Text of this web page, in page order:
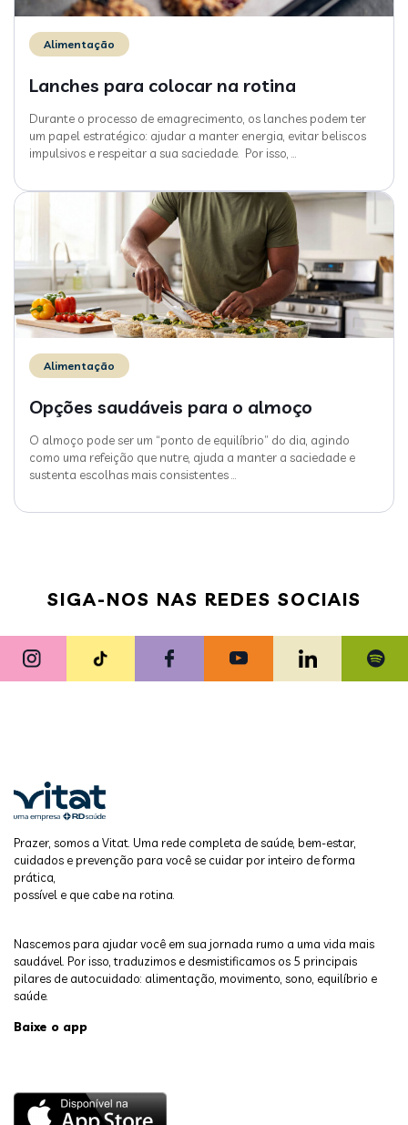
Alimentação
Lanches para colocar na rotina
Durante o processo de emagrecimento, os lanches podem ter
um papel estratégico: ajudar a manter energia, evitar beliscos
impulsivos e respeitar a sua saciedade. Por isso,
Alimentação
Opções saudáveis para o almoço
O almoço pode ser um “ponto de equilíbrio” do dia, agindo
como uma refeição que nutre, ajuda a manter a saciedade e
sustenta escolhas mais consistentes
SIGA-NOS NAS REDES SOCIAIS
Prazer, somos a Vitat. Uma rede completa de saúde, bem-estar,
cuidados e prevenção para você se cuidar por inteiro de forma
prática,
possível e que cabe na rotina.
Nascemos para ajudar você em sua jornada rumo a uma vida mais
saudável. Por isso, traduzimos e desmistificamos os 5 principais
pilares de autocuidado: alimentação, movimento, sono, equilíbrio e
saúde.
Baixe o app